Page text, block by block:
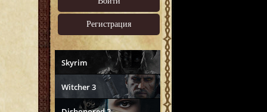
Регистрация
Skyrim
Witcher 3